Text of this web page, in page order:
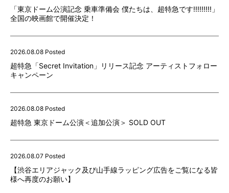
「東京ドーム公演記念 乗車準備会 僕たちは、超特急です!!!!!!!!!」
全国の映画館で開催決定！
2026.08.08 Posted
超特急「Secret Invitation」リリース記念 アーティストフォロー
キャンペーン
2026.08.08 Posted
超特急 東京ドーム公演＜追加公演＞ SOLD OUT
2026.08.07 Posted
【渋谷エリアジャック及び山手線ラッピング広告をご覧になる皆
様へ再度のお願い】